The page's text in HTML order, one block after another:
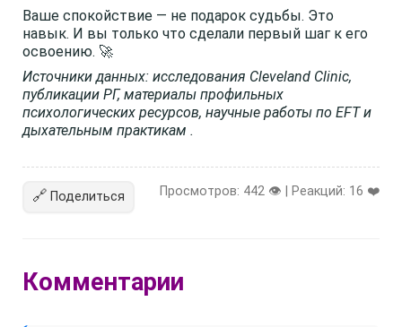
Ваше спокойствие — не подарок судьбы. Это
навык. И вы только что сделали первый шаг к его
освоению. 🚀
Источники данных: исследования Cleveland Clinic,
публикации РГ, материалы профильных
психологических ресурсов, научные работы по EFT и
дыхательным практикам .
🔗 Поделиться Просмотров: 442 👁️ | Реакций: 16 ❤️
Комментарии